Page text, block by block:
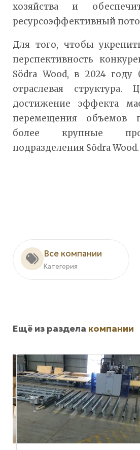
хозяйства и
ресурсоэффективный
Для того, чтобы
перспективность
Södra Wood, в 2024 году
отраслевая структура.
достижение эффекта
перемещения объемов
более крупные
подразделения Södra Wood.
Все компании
Категория
Ещё из раздела компании